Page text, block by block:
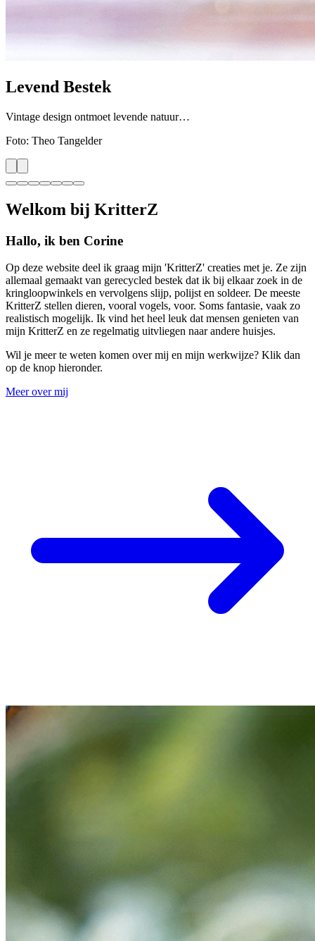
Levend Bestek
Vintage design ontmoet levende natuur…
Foto: Theo Tangelder
Welkom bij KritterZ
Hallo, ik ben Corine
Op deze website deel ik graag mijn 'KritterZ' creaties met je. Ze zijn
allemaal gemaakt van gerecycled bestek dat ik bij elkaar zoek in de
kringloopwinkels en vervolgens slijp, polijst en soldeer. De meeste
KritterZ stellen dieren, vooral vogels, voor. Soms fantasie, vaak zo
realistisch mogelijk. Ik vind het heel leuk dat mensen genieten van
mijn KritterZ en ze regelmatig uitvliegen naar andere huisjes.
Wil je meer te weten komen over mij en mijn werkwijze? Klik dan
op de knop hieronder.
Meer over mij